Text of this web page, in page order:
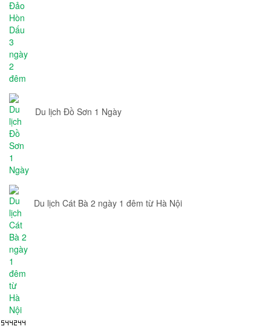
Du lịch Đồ Sơn 1 Ngày
Du lịch Cát Bà 2 ngày 1 đêm từ Hà Nội